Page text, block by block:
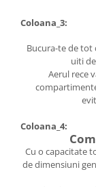
Coloana_3:
Bucura-te de tot
uiti
Aerul rece
Coloana_4:
Cu o capacitate
de dimensiuni